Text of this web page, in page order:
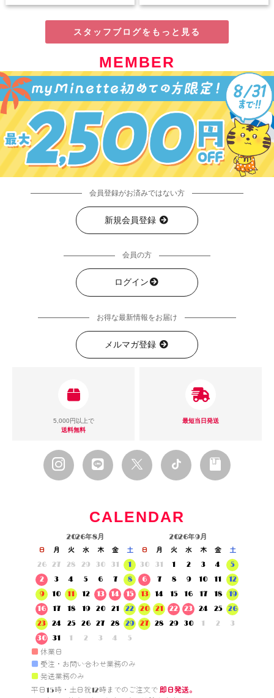
スタッフブログをもっと見る
MEMBER
会員登録がお済みではない方
新規会員登録
会員の方
ログイン
お得な最新情報をお届け
メルマガ登録
5,000円以上で
送料無料
最短当日発送
CALENDAR
2026年8月
日 月 火 水 木 金
土
26
27 28 29 30 31
1
2
3 4 5 6 7
8
9
10 11 12 13 14
15
16
17 18 19 20 21
22
23
24 25 26 27 28
29
30
31 1 2 3 4 5
2026年9月
日 月 火 水 木 金
土
30
31 1 2 3 4
5
6
7 8 9 10 11
12
13
14 15 16 17 18
19
20
21 22 23 24 25
26
27
28 29 30 1 2 3
■ 休業日
■ 受注・お問い合わせ業務のみ
■ 発送業務のみ
平日15時・土日祝12時までのご注文で 即日発送。